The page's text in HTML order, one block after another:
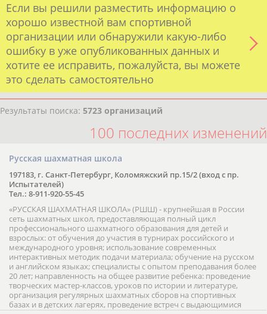
Если вы решили разместить информацию о
хорошо известной вам спортивной
организации или обнаружили какую-либо
ошибку в уже опубликованных данных и
хотите ее исправить, пожалуйста, вы можете
это сделать самостоятельно
Результаты поиска: 5723 организаций
100 последних изменений
Русская шахматная школа
197183, г. Санкт-Петербург, Коломяжский пр.15/2 (вход с пр.
Испытателей)
Тел.: 8-911-920-55-45
«РУССКАЯ ШАХМАТНАЯ ШКОЛА» (РШШ) - крупнейшая в России
сеть шахматных школ, предоставляющая полный цикл
профессионального шахматного образования для детей и
взрослых: от обучения до участия в турнирах российского и
международного уровня; использование современных
интерактивных методик подачи материала; обучение на русском
и английском языках; специалисты с опытом преподавания более
20 лет; направленность на общее развитие ребенка: проведение
творческих мастер-классов, уроков по истории и литературе,
организация регулярных шахматных сборов на спортивных
базах и в детских лагерях, проведение встреч с выдающимися